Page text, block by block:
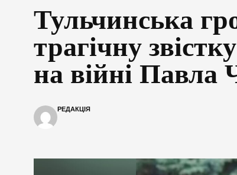
Тульчинська
трагічну
на війні Павла
РЕДАКЦІЯ